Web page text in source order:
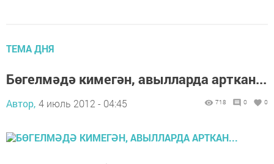
ТЕМА ДНЯ
Бөгелмәдә кимегән, авылларда арткан...
Автор, 4 июль 2012 - 04:45 718 0 0